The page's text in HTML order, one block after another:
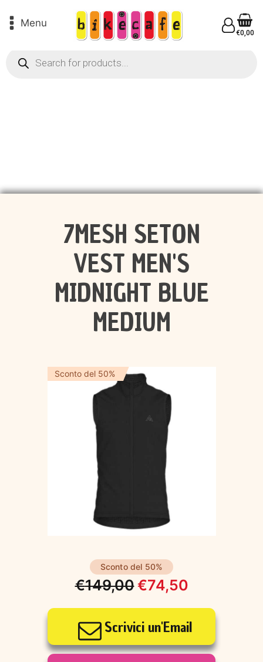
Menu
€0,00
Products
search
7MESH SETON
VEST MEN'S
MIDNIGHT BLUE
MEDIUM
Sconto del 50%
Sconto del 50%
€149,00
Il
prezzo
originale
€74,50
Il
prezzo
attuale
Scrivici un'Email